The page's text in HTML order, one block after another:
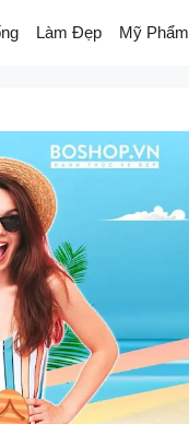
Làm Đẹp Mỹ Phẩm